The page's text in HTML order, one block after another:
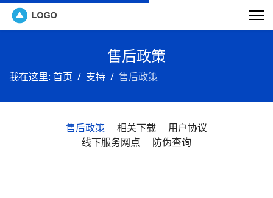
售后政策
我在这里: 首页 支持 售后政策
售后政策 相关下载
用户协议
线下服务网点
防伪查询